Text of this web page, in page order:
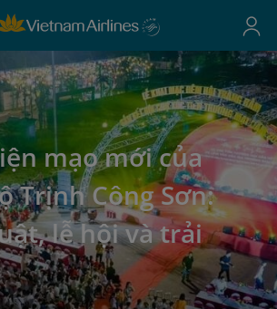
mạo mới của
Trịnh Công Sơn:
lễ hội và trải